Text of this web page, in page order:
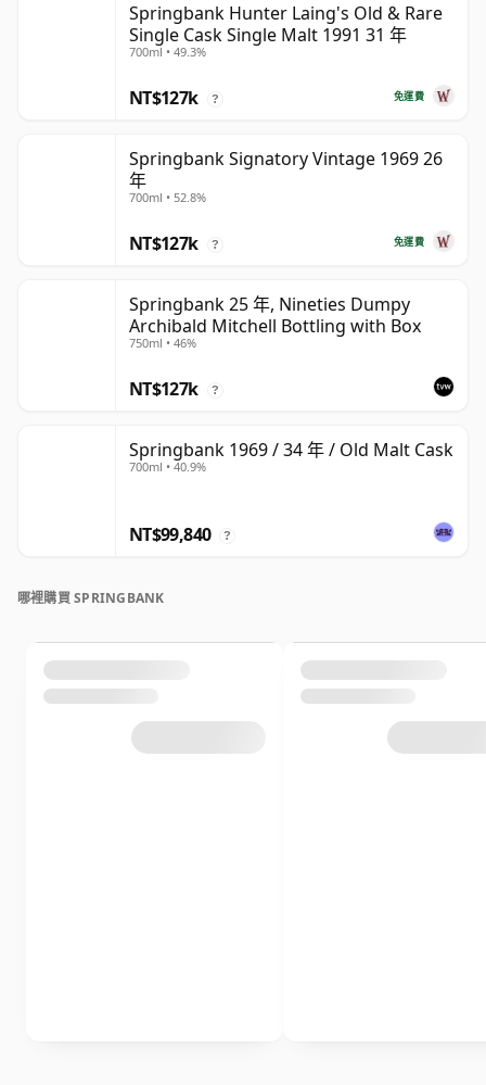
Springbank Hunter Laing's Old & Rare
Single Cask Single Malt 1991 31 年
700ml • 49.3%
免運費
NT$127k ?
Springbank Signatory Vintage 1969 26
年
700ml • 52.8%
免運費
NT$127k ?
Springbank 25 年, Nineties Dumpy
Archibald Mitchell Bottling with Box
750ml • 46%
NT$127k ?
Springbank 1969 / 34 年 / Old Malt Cask
700ml • 40.9%
NT$99,840 ?
哪裡購買 SPRINGBANK